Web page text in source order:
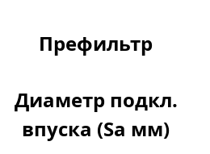
Префильтр
Диаметр подкл.
впуска (Sa мм)